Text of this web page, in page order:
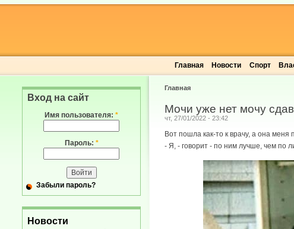
Главная Новости Спорт
Главная
Мочи уже нет мочу
чт, 27/01/2022 - 23:42
Вот пошла как-то к врачу, а она
- Я, - говорит - по ним лучше, чем по
Вход на сайт
Имя пользователя: *
Пароль: *
Забыли пароль?
Новости